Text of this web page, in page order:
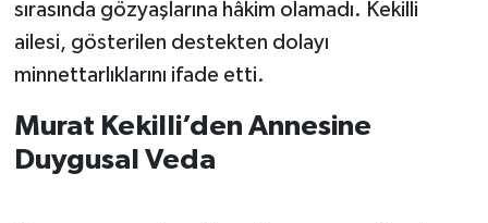
sırasında gözyaşlarına hâkim olamadı. Kekilli
ailesi, gösterilen destekten dolayı
minnettarlıklarını ifade etti.
Murat Kekilli’den Annesine
Duygusal Veda